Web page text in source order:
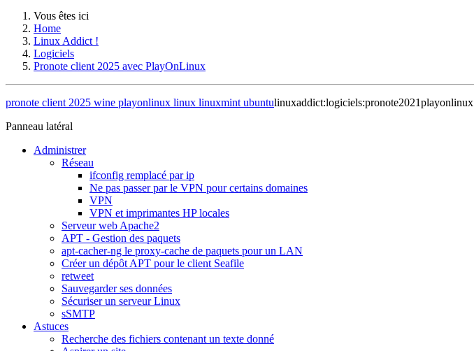
Vous êtes ici
Home
Linux Addict !
Logiciels
Pronote client 2025 avec PlayOnLinux
pronote client 2025 wine playonlinux linux linuxmint ubuntulinuxaddict:logiciels:pronote2021playonlinux
Panneau latéral
Administrer
Réseau
ifconfig remplacé par ip
Ne pas passer par le VPN pour certains domaines
VPN
VPN et imprimantes HP locales
Serveur web Apache2
APT - Gestion des paquets
apt-cacher-ng le proxy-cache de paquets pour un LAN
Créer un dépôt APT pour le client Seafile
retweet
Sauvegarder ses données
Sécuriser un serveur Linux
sSMTP
Astuces
Recherche des fichiers contenant un texte donné